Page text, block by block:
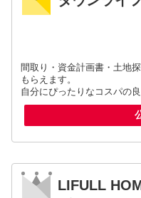
間取り・資金計画書・土地
もらえます。
自分にぴったりなコスパの
LIFULL